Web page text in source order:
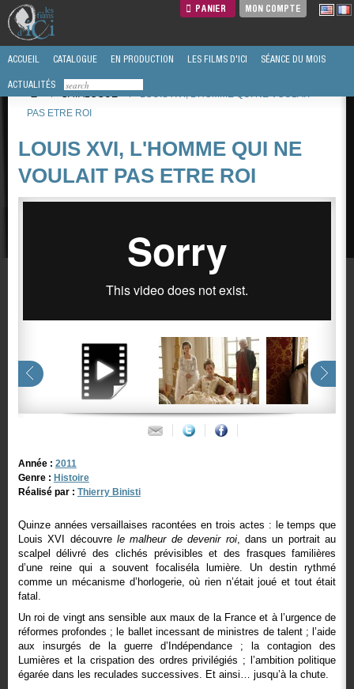
PANIER MON COMPTE
ACCUEIL CATALOGUE EN PRODUCTION LES FILMS D'ICI SÉANCE DU MOIS
ACTUALITÉS
/
CATALOGUE /
LOUIS XVI, L'HOMME QUI NE VOULAIT
PAS ETRE ROI
LOUIS XVI, L'HOMME QUI NE
VOULAIT PAS ETRE ROI
Année : 2011
Genre : Histoire
Réalisé par : Thierry Binisti
Quinze années versaillaises racontées en trois actes : le temps que
Louis XVI découvrele malheur de devenir roi, dans un portrait au
scalpel délivré des clichés prévisibles et des frasques familières
d’une reine qui a souvent focaliséla lumière. Un destin rythmé
comme un mécanisme d’horlogerie, où rien n’était joué et tout était
fatal.
Un roi de vingt ans sensible aux maux de la France et à l’urgence de
réformes profondes ; le ballet incessant de ministres de talent ; l’aide
aux insurgés de la guerre d’Indépendance ; la contagion des
Lumières et la crispation des ordres privilégiés ; l’ambition politique
égarée dans les reculades successives. Et ainsi… jusqu’à la chute.